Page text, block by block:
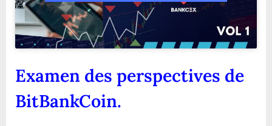
Examen des perspectives de
BitBankCoin.